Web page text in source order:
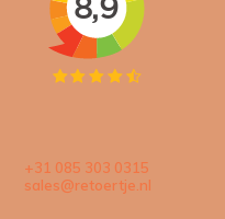
+31 085 303 0315
sales@retoertje.nl